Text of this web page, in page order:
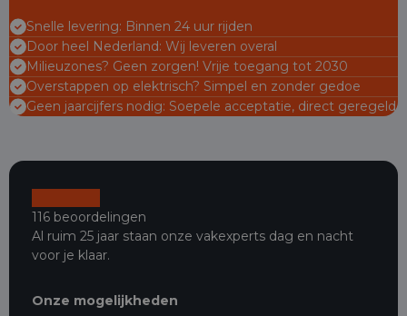
Snelle levering: Binnen 24 uur rijden
Door heel Nederland: Wij leveren overal
Milieuzones? Geen zorgen! Vrije toegang tot 2030
Overstappen op elektrisch? Simpel en zonder gedoe
Geen jaarcijfers nodig: Soepele acceptatie, direct geregeld
116 beoordelingen
Al ruim 25 jaar staan onze vakexperts dag en nacht
voor je klaar.
Onze mogelijkheden